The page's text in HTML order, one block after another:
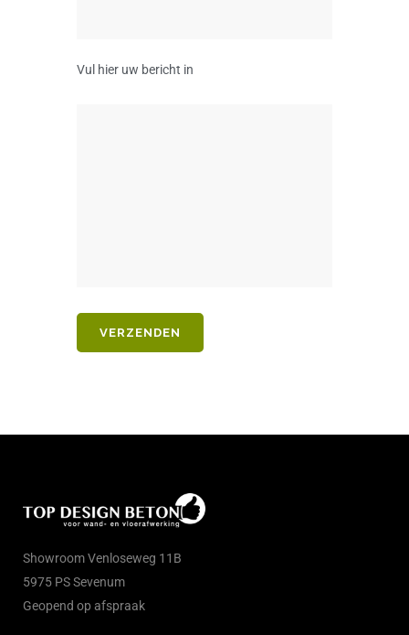
Vul hier uw bericht in
Showroom Venloseweg 11B
5975 PS Sevenum
Geopend op afspraak